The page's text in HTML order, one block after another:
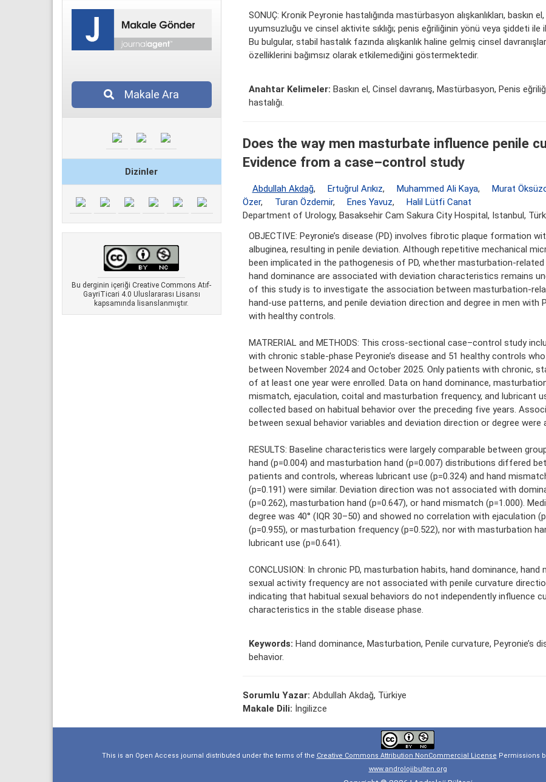
Makale Ara
Dizinler
Bu derginin içeriği Creative Commons Atıf-
GayriTicari 4.0 Uluslararası Lisansı
kapsamında lisanslanmıştır.
SONUÇ: Kronik Peyronie hastalığında mastürbasyon alışkanlıkları, baskın el,
uyumsuzluğu ve cinsel aktivite sıklığı; penis eğriliğinin yönü veya şiddeti ile
Bu bulgular, stabil hastalık fazında alışkanlık haline gelmiş cinsel
özelliklerini bağımsız olarak etkilemediğini göstermektedir.
Anahtar Kelimeler: Baskın el, Cinsel davranış, Mastürbasyon, Penis
hastalığı.
Does the way men masturbate influence penile
Evidence from a case–control study
Abdullah Akdağ, Ertuğrul Arıkız, Muhammed Ali Kaya, Murat
Özer, Turan Özdemir, Enes Yavuz,
Halil Lütfi Canat
Department of Urology, Basaksehir Cam Sakura City Hospital, Istanbul,
OBJECTIVE: Peyronie’s disease (PD) involves fibrotic plaque formation
albuginea, resulting in penile deviation. Although repetitive mechanical
been implicated in the pathogenesis of PD, whether masturbation-related
hand dominance are associated with deviation characteristics remains
of this study is to investigate the association between masturbation-
hand-use patterns, and penile deviation direction and degree in men with
with healthy controls.
MATRERIAL and METHODS: This cross-sectional case–control study
with chronic stable-phase Peyronie’s disease and 51 healthy controls
between November 2024 and October 2025. Only patients with chronic,
of at least one year were enrolled. Data on hand dominance,
mismatch, ejaculation, coital and masturbation frequency, and lubricant
collected based on habitual behavior over the preceding five years.
between sexual behavior variables and deviation direction or degree were
RESULTS: Baseline characteristics were largely comparable between
hand (p=0.004) and masturbation hand (p=0.007) distributions differed
patients and controls, whereas lubricant use (p=0.324) and hand
(p=0.191) were similar. Deviation direction was not associated with
(p=0.262), masturbation hand (p=0.647), or hand mismatch (p=1.000).
degree was 40° (IQR 30–50) and showed no correlation with ejaculation
(p=0.955), or masturbation frequency (p=0.522), nor with masturbation
lubricant use (p=0.641).
CONCLUSION: In chronic PD, masturbation habits, hand dominance, hand
sexual activity frequency are not associated with penile curvature
indicating that habitual sexual behaviors do not independently influence
characteristics in the stable disease phase.
Keywords: Hand dominance, Masturbation, Penile curvature, Peyronie’s
behavior.
Sorumlu Yazar: Abdullah Akdağ, Türkiye
Makale Dili: İngilizce
This is an Open Access journal distributed under the terms of the Creative Commons Attribution NonCommercial License Permissions
www.androlojibulten.org